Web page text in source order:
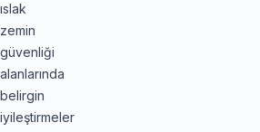
ıslak
zemin
güvenliği
alanlarında
belirgin
iyileştirmeler